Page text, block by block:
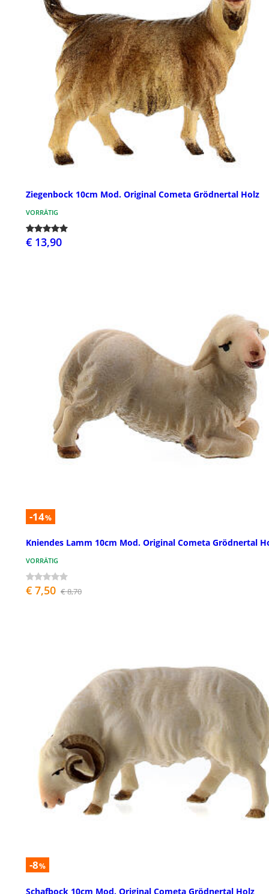
Ziegenbock 10cm Mod. Original Cometa Grödnertal Holz
VORRÄTIG
€ 13,90
-14%
Kniendes Lamm 10cm Mod. Original Cometa Grödnertal
VORRÄTIG
€ 7,50 € 8,70
-8%
Schafbock 10cm Mod. Original Cometa Grödnertal Holz